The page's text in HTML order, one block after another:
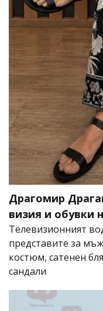
Драгомир
визия и обувки
Телевизионният
представите за
костюм, сатенен
сандали